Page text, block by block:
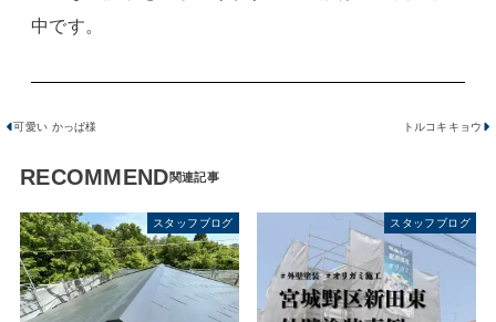
中です。
可愛い かっぱ様 トルコキキョウ
RECOMMEND
スタッフブログ スタッフブログ